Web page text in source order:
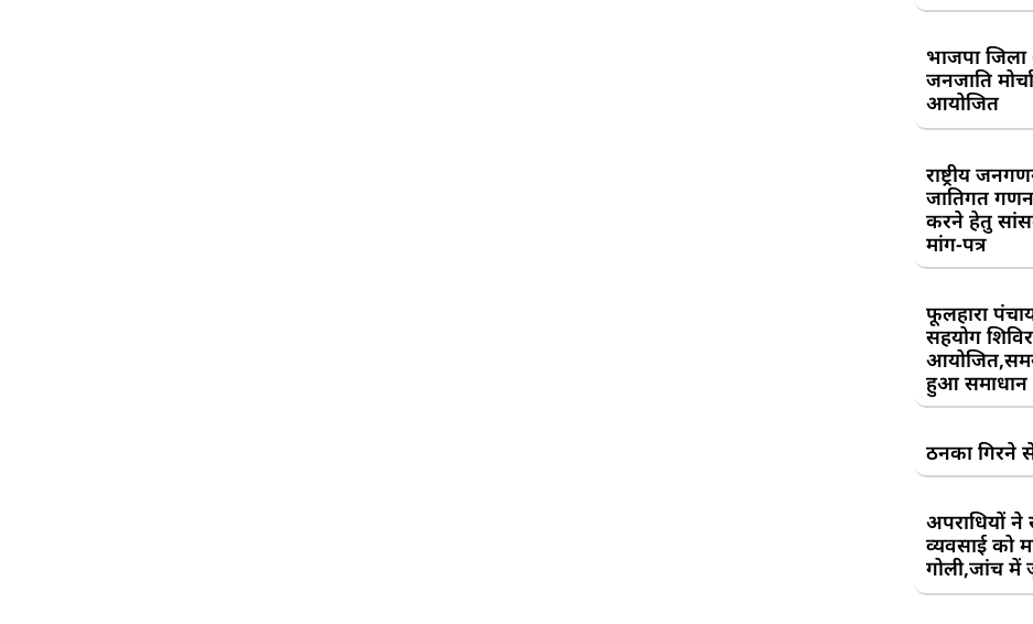
भाजपा
जनजाति
आयोजित
राष्ट्रीय
जातिगत
करने हेतु
मांग-पत्र
फूलहारा
सहयोग शिविर
हुआ समाधान
ठनका गिरने
अपराधियों ने
व्यवसाई को
गोली,जांच में